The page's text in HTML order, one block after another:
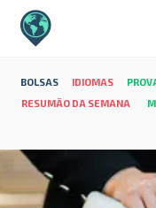
BOLSAS IDIOMAS
RESUMÃO DA SEMANA